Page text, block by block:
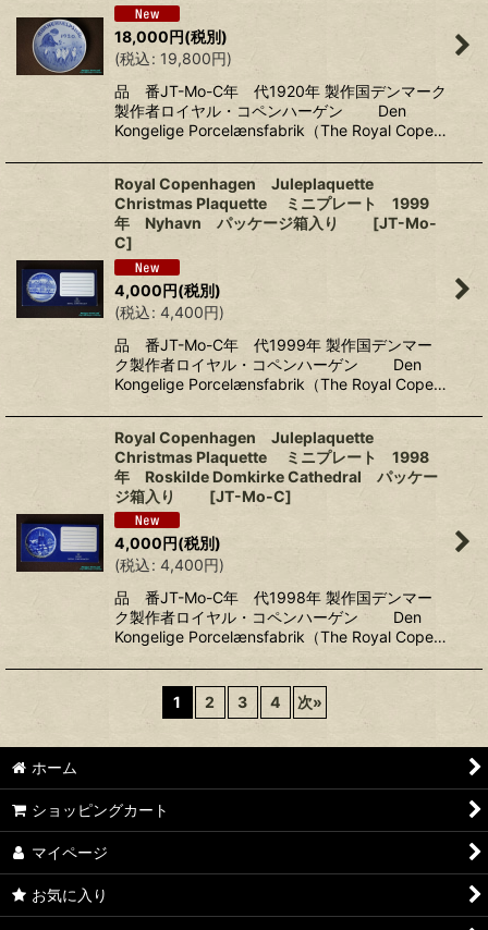
18,000円(税別)
(税込: 19,800円)
品 番JT-Mo-C年 代1920年 製作国デンマーク
製作者ロイヤル・コペンハーゲン Den
Kongelige Porcelænsfabrik（The Royal Cope…
Royal Copenhagen Juleplaquette
Christmas Plaquette ミニプレート 1999
年 Nyhavn パッケージ箱入り
[JT-Mo-
C]
4,000円(税別)
(税込: 4,400円)
品 番JT-Mo-C年 代1999年 製作国デンマー
ク製作者ロイヤル・コペンハーゲン Den
Kongelige Porcelænsfabrik（The Royal Cope…
Royal Copenhagen Juleplaquette
Christmas Plaquette ミニプレート 1998
年 Roskilde Domkirke Cathedral パッケー
ジ箱入り
[JT-Mo-C]
4,000円(税別)
(税込: 4,400円)
品 番JT-Mo-C年 代1998年 製作国デンマー
ク製作者ロイヤル・コペンハーゲン Den
Kongelige Porcelænsfabrik（The Royal Cope…
1 2 3 4 次»
ホーム
ショッピングカート
マイページ
お気に入り